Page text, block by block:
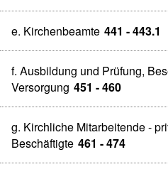
e. Kirchenbeamte 441 - 443.1
f. Ausbildung und Prüfung,
Versorgung 451 - 460
g. Kirchliche Mitarbeitende -
Beschäftigte 461 - 474